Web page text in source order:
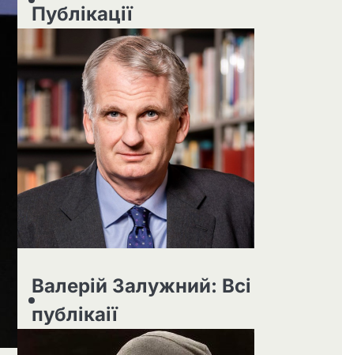
Публікації
Валерій Залужний: Всі
публікаії